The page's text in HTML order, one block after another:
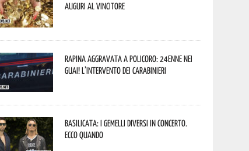
Auguri al vincitore
Rapina aggravata a Policoro: 24enne nei
guai! L’intervento dei Carabinieri
Basilicata: i Gemelli DiVersi in concerto.
Ecco quando